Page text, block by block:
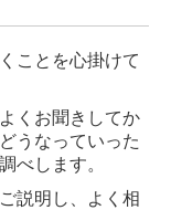
ことを心掛けて
くお聞きしてか
うなっていった
べします。
説明し、よく相